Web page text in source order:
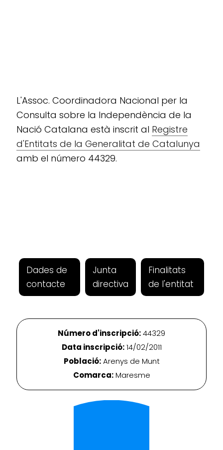
L'Assoc. Coordinadora Nacional per la
Consulta sobre la Independència de la
Nació Catalana està inscrit al Registre
d'Entitats de la Generalitat de Catalunya
amb el número 44329.
Dades de
contacte
Junta
directiva
Finalitats
de l'entitat
Número d'inscripció:44329
Data inscripció:14/02/2011
Població:Arenys de Munt
Comarca:Maresme